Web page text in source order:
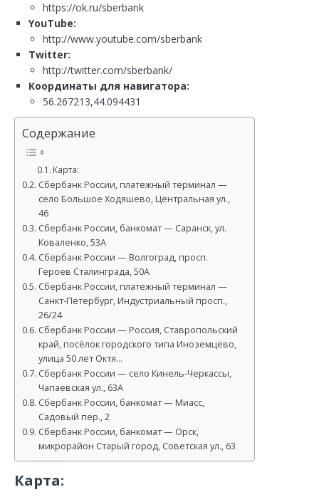
https://ok.ru/sberbank
YouTube:
http://www.youtube.com/sberbank
Twitter:
http://twitter.com/sberbank/
Координаты для навигатора:
56.267213,44.094431
Содержание
Карта:
Сбербанк России, платежный терминал —
село Большое Ходяшево, Центральная ул.,
46
Сбербанк России, банкомат — Саранск, ул.
Коваленко, 53А
Сбербанк России — Волгоград, просп.
Героев Сталинграда, 50А
Сбербанк России, платежный терминал —
Санкт-Петербург, Индустриальный просп.,
26/24
Сбербанк России — Россия, Ставропольский
край, посёлок городского типа Иноземцево,
улица 50 лет Октя…
Сбербанк России — село Кинель-Черкассы,
Чапаевская ул., 63А
Сбербанк России, банкомат — Миасс,
Садовый пер., 2
Сбербанк России, банкомат — Орск,
микрорайон Старый город, Советская ул., 63
Карта: